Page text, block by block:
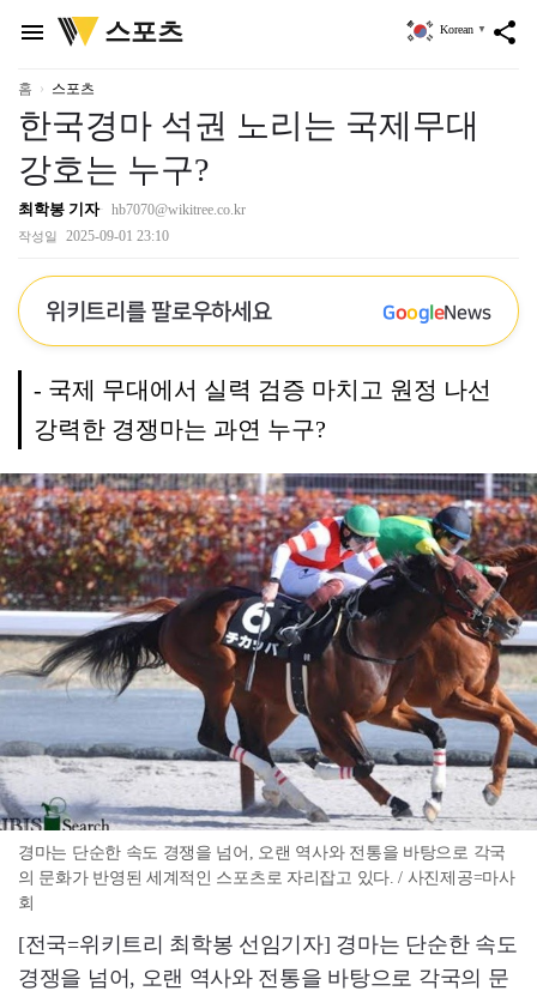
menu
위
키
스포츠 share
Korean ▼
홈 스포츠
한국경마 석권 노리는 국제무대
강호는 누구?
최학봉 기자 hb7070@wikitree.co.kr
작성일 2025-09-01 23:10
위키트리를 팔로우하세요 GoogleNews
- 국제 무대에서 실력 검증 마치고 원정 나선
강력한 경쟁마는 과연 누구?
경마는 단순한 속도 경쟁을 넘어, 오랜 역사와 전통을 바탕으로 각국
의 문화가 반영된 세계적인 스포츠로 자리잡고 있다. / 사진제공=마사
회
[전국=위키트리 최학봉 선임기자] 경마는 단순한 속도
경쟁을 넘어, 오랜 역사와 전통을 바탕으로 각국의 문